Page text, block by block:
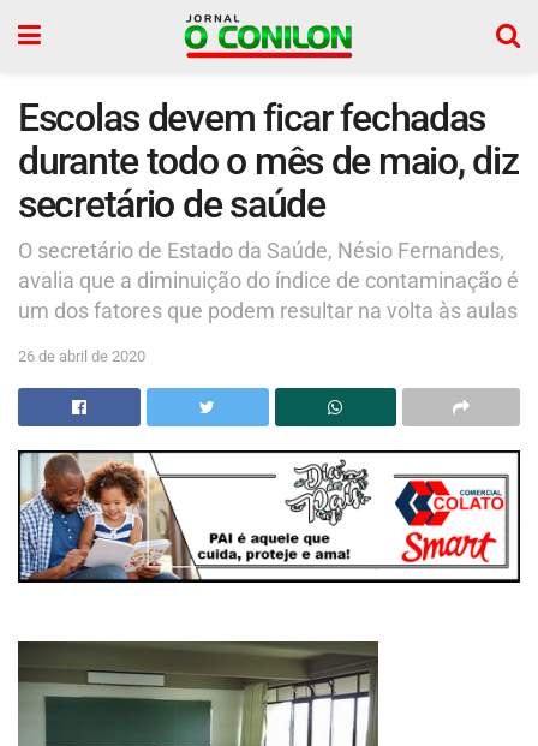
Escolas devem ficar fechadas
durante todo o mês de maio, diz
secretário de saúde
O secretário de Estado da Saúde, Nésio Fernandes,
avalia que a diminuição do índice de contaminação é
um dos fatores que podem resultar na volta às aulas
26 de abril de 2020